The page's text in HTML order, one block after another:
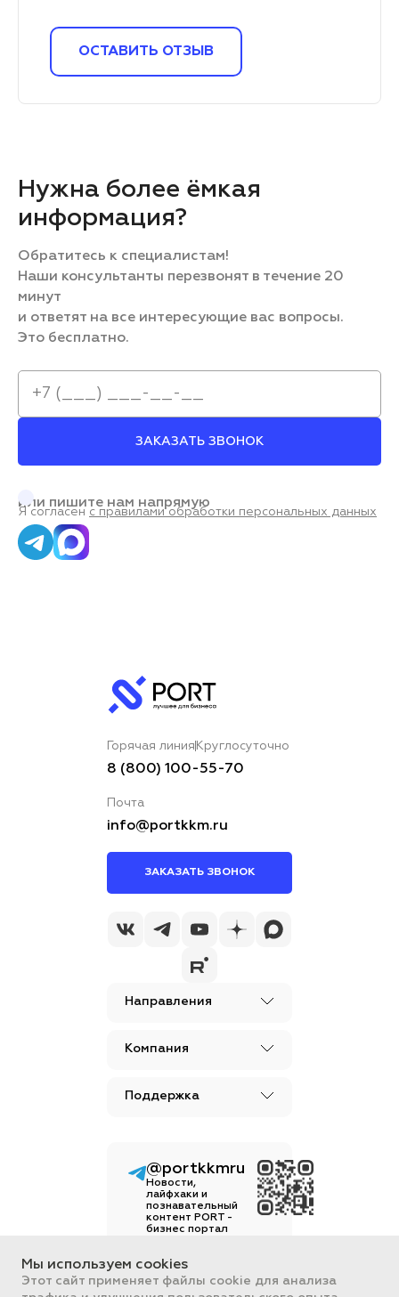
ОСТАВИТЬ ОТЗЫВ
Нужна более ёмкая
информация?
Обратитесь к специалистам!
Наши консультанты перезвонят в течение 20
минут
и ответят на все интересующие вас вопросы.
Это бесплатно.
ЗАКАЗАТЬ ЗВОНОК
Я согласен с правилами обработки персональных данных
или пишите нам напрямую
Направления
Компания
Поддержка
Горячая линия Круглосуточно
8 (800) 100-55-70
Почта
info@portkkm.ru
ЗАКАЗАТЬ ЗВОНОК
Вся информация, размещенная на
сайте, носит ознакомительный
характер и не является
@portkkmru
Новости,
лайфхаки и
познавательный
контент PORT -
бизнес портал
Мы используем cookies
Этот сайт применяет файлы cookie для анализа